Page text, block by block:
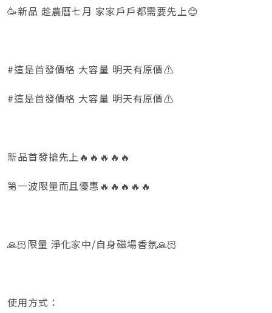
🥳新品 趁農曆七月 家家戶戶都需要先上😊
#這是首發價格 大容量 明天有原價⚠️
#這是首發價格 大容量 明天有原價⚠️
新品首發搶先上🔥🔥🔥🔥🔥
第一波限量而且優惠🔥🔥🔥🔥🔥
🙏🏻限量 淨化家中/自身磁場香氛🙏🏻
使用方式：